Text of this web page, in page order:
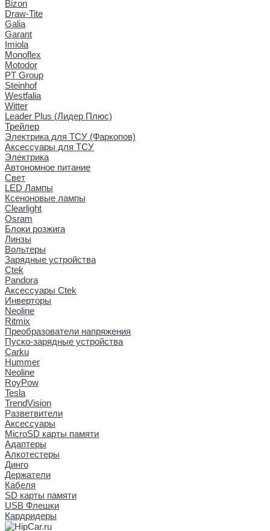
Bizon
Draw-Tite
Galia
Garant
Imiola
Monoflex
Motodor
PT Group
Steinhof
Westfalia
Witter
Leader Plus (Лидер Плюс)
Трейлер
Электрика для ТСУ (Фаркопов)
Аксессуары для ТСУ
Электрика
Автономное питание
Свет
LED Лампы
Ксеноновые лампы
Clearlight
Osram
Блоки розжига
Линзы
Вольтеры
Зарядные устройства
Ctek
Pandora
Аксессуары Ctek
Инверторы
Neoline
Ritmix
Преобразователи напряжения
Пуско-зарядные устройства
Carku
Hummer
Neoline
RoyPow
Tesla
TrendVision
Разветвители
Аксессуары
MicroSD карты памяти
Адаптеры
Алкотестеры
Динго
Держатели
Кабеля
SD карты памяти
USB Флешки
Кардридеры